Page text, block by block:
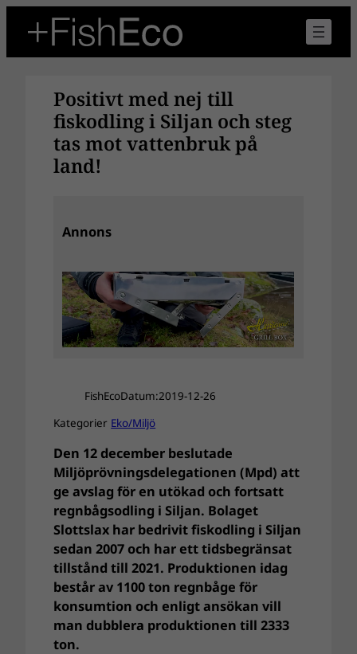
innehåll
Positivt med nej till
fiskodling i Siljan och steg
tas mot vattenbruk på
land!
Annons
FishEcoDatum:2019-12-26
Kategorier Eko/Miljö
Den 12 december beslutade
Miljöprövningsdelegationen (Mpd) att
ge avslag för en utökad och fortsatt
regnbågsodling i Siljan. Bolaget
Slottslax har bedrivit fiskodling i Siljan
sedan 2007 och har ett tidsbegränsat
tillstånd till 2021. Produktionen idag
består av 1100 ton regnbåge för
konsumtion och enligt ansökan vill
man dubblera produktionen till 2333
ton.